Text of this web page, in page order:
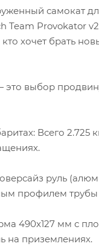
самокат
Team Provokator
кто хочет брать
это выбор
Всего
руль
профилем
490x127 мм с
на приземлениях.